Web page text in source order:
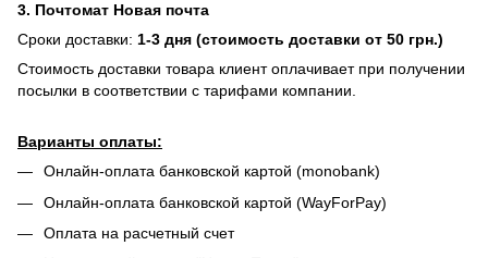
3. Почтомат Новая почта
Сроки доставки: 1-3 дня (стоимость доставки от 50 грн.)
Стоимость доставки товара клиент оплачивает при получении
посылки в соответствии с тарифами компании.
Варианты оплаты:
Онлайн-оплата банковской картой (monobank)
Онлайн-оплата банковской картой (WayForPay)
Оплата на расчетный счет